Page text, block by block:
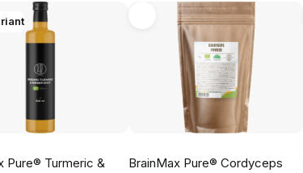
Pure® Turmeric &
BrainMax Pure® Cordyceps